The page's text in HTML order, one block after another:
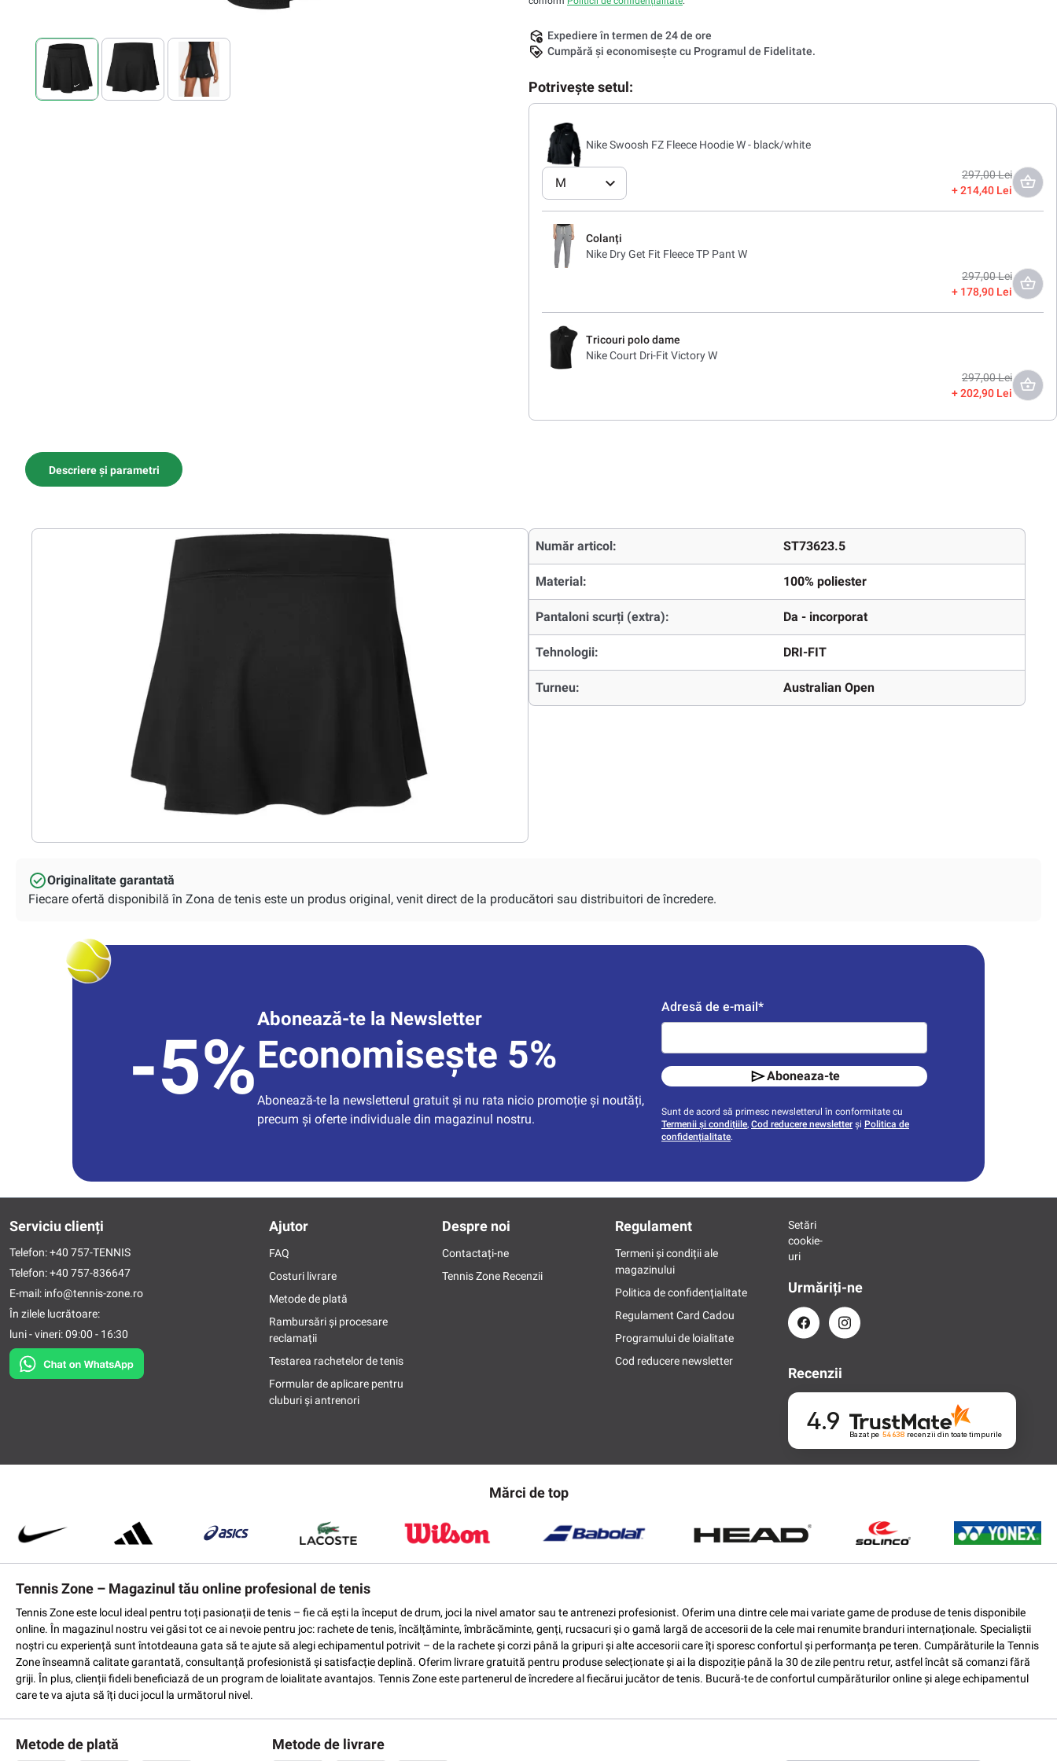
Expediere în termen de 24 de ore
Cumpără și economisește cu Programul de Fidelitate.
Potrivește setul:
Nike Swoosh FZ Fleece Hoodie W - black/white
M
297,00 Lei
214,40 Lei
Colanți
Nike Dry Get Fit Fleece TP Pant W
297,00 Lei
178,90 Lei
Tricouri polo dame
Nike Court Dri-Fit Victory W
297,00 Lei
202,90 Lei
Descriere și parametri
Număr articol: ST73623.5
Material: 100% poliester
Pantaloni scurți (extra): Da - incorporat
Tehnologii: DRI-FIT
Turneu: Australian Open
Originalitate garantată
Fiecare ofertă disponibilă în Zona de tenis este un produs original, venit direct de la producători sau distribuitori de încredere.
-5%
Abonează-te la Newsletter
Economisește 5%
Abonează-te la newsletterul gratuit și nu rata nicio promoție și noutăți,
precum și oferte individuale din magazinul nostru.
Adresă de e-mail*
Aboneaza-te
Sunt de acord să primesc newsletterul în conformitate cu
Termenii și condițiile, Cod reducere newsletter și Politica de
confidențialitate.
Serviciu clienți
Telefon:+40 757-TENNIS
Telefon:+40 757-836647
E-mail: info@tennis-zone.ro
În zilele lucrătoare:
luni - vineri: 09:00 - 16:30
Ajutor
FAQ
Costuri livrare
Metode de plată
Rambursări și procesare
reclamații
Testarea rachetelor de tenis
Formular de aplicare pentru
cluburi și antrenori
Despre noi
Contactați-ne
Tennis Zone Recenzii
Regulament
Termeni și condiții ale
magazinului
Politica de confidențialitate
Regulament Card Cadou
Programului de loialitate
Cod reducere newsletter
Setări
cookie-
uri
Urmăriți-ne
Recenzii
4.9 Bazat pe 54 638 recenzii din toate timpurile
Mărci de top
Tennis Zone – Magazinul tău online profesional de tenis
Tennis Zone este locul ideal pentru toți pasionații de tenis – fie că ești la început de drum, joci la nivel amator sau te antrenezi profesionist. Oferim una dintre cele mai variate game de produse de tenis disponibile
online. În magazinul nostru vei găsi tot ce ai nevoie pentru joc: rachete de tenis, încălțăminte, îmbrăcăminte, genți, rucsacuri și o gamă largă de accesorii de la cele mai renumite branduri internaționale. Specialiștii
noștri cu experiență sunt întotdeauna gata să te ajute să alegi echipamentul potrivit – de la rachete și corzi până la gripuri și alte accesorii care îți sporesc confortul și performanța pe teren. Cumpărăturile la Tennis
Zone înseamnă calitate garantată, consultanță profesionistă și satisfacție deplină. Oferim livrare gratuită pentru produse selecționate și ai la dispoziție până la 30 de zile pentru retur, astfel încât să comanzi fără
griji. În plus, clienții fideli beneficiază de un program de loialitate avantajos. Tennis Zone este partenerul de încredere al fiecărui jucător de tenis. Bucură-te de confortul cumpărăturilor online și alege echipamentul
care te va ajuta să îți duci jocul la următorul nivel.
Metode de plată Metode de livrare